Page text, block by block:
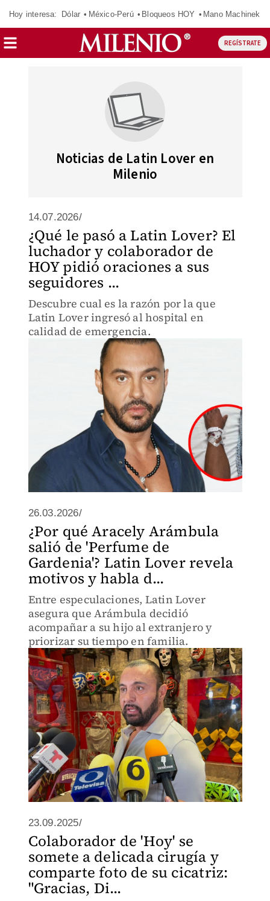
Hoy interesa: Dólar México-Perú Bloqueos HOY Mano Machinek
REGÍSTRATE
Noticias de Latin Lover en
Milenio
14.07.2026/
¿Qué le pasó a Latin Lover? El
luchador y colaborador de
HOY pidió oraciones a sus
seguidores ...
Descubre cual es la razón por la que
Latin Lover ingresó al hospital en
calidad de emergencia.
26.03.2026/
¿Por qué Aracely Arámbula
salió de 'Perfume de
Gardenia'? Latin Lover revela
motivos y habla d...
Entre especulaciones, Latin Lover
asegura que Arámbula decidió
acompañar a su hijo al extranjero y
priorizar su tiempo en familia.
23.09.2025/
Colaborador de 'Hoy' se
somete a delicada cirugía y
comparte foto de su cicatriz:
"Gracias, Di...